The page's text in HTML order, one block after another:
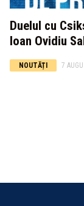
Duelul cu
Ioan Ovidiu
NOUTĂȚI 7